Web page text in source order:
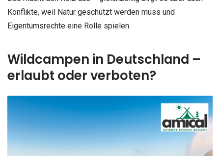
Konflikte, weil Natur geschützt werden muss und
Eigentumsrechte eine Rolle spielen.
Wildcampen in Deutschland –
erlaubt oder verboten?